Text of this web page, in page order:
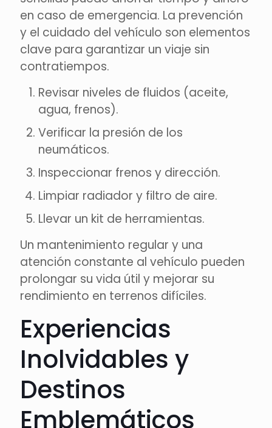
en caso de emergencia. La prevención
y el cuidado del vehículo son elementos
clave para garantizar un viaje sin
contratiempos.
Revisar niveles de fluidos (aceite,
agua, frenos).
Verificar la presión de los
neumáticos.
Inspeccionar frenos y dirección.
Limpiar radiador y filtro de aire.
Llevar un kit de herramientas.
Un mantenimiento regular y una
atención constante al vehículo pueden
prolongar su vida útil y mejorar su
rendimiento en terrenos difíciles.
Experiencias
Inolvidables y
Destinos
Emblemáticos